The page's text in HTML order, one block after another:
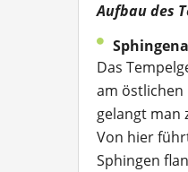
Aufbau des
Das
am östlichen
gelangt man
Von hier
Sphingen